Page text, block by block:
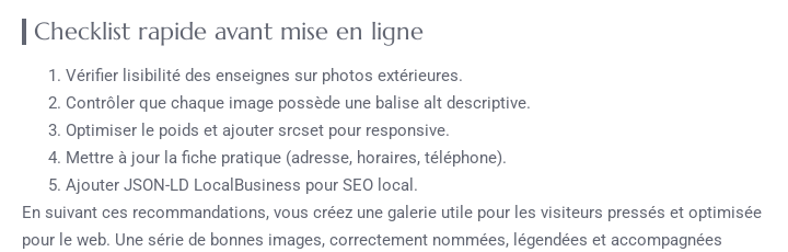
Checklist rapide avant mise en ligne
Vérifier lisibilité des enseignes sur photos extérieures.
Contrôler que chaque image possède une balise alt descriptive.
Optimiser le poids et ajouter srcset pour responsive.
Mettre à jour la fiche pratique (adresse, horaires, téléphone).
Ajouter JSON-LD LocalBusiness pour SEO local.
En suivant ces recommandations, vous créez une galerie utile pour les visiteurs pressés et optimisée
pour le web. Une série de bonnes images, correctement nommées, légendées et accompagnées